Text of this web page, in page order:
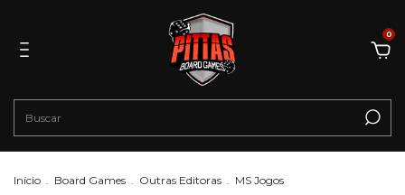
0
Início . Board Games . Outras Editoras . MS Jogos